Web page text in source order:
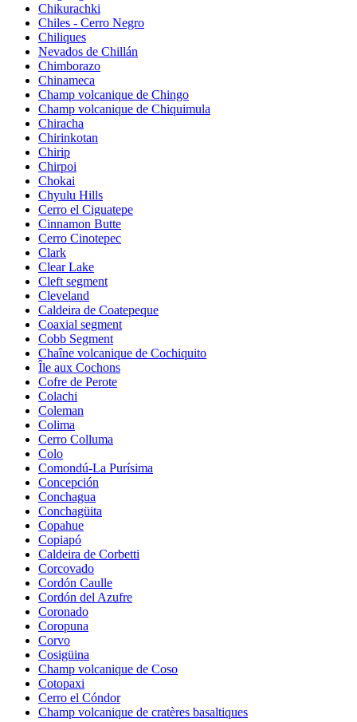
Chikurachki
Chiles - Cerro Negro
Chiliques
Nevados de Chillán
Chimborazo
Chinameca
Champ volcanique de Chingo
Champ volcanique de Chiquimula
Chiracha
Chirinkotan
Chirip
Chirpoi
Chokai
Chyulu Hills
Cerro el Ciguatepe
Cinnamon Butte
Cerro Cinotepec
Clark
Clear Lake
Cleft segment
Cleveland
Caldeira de Coatepeque
Coaxial segment
Cobb Segment
Chaîne volcanique de Cochiquito
Île aux Cochons
Cofre de Perote
Colachi
Coleman
Colima
Cerro Colluma
Colo
Comondú-La Purísima
Concepción
Conchagua
Conchagüita
Copahue
Copiapó
Caldeira de Corbetti
Corcovado
Cordón Caulle
Cordón del Azufre
Coronado
Coropuna
Corvo
Cosigüina
Champ volcanique de Coso
Cotopaxi
Cerro el Cóndor
Champ volcanique de cratères basaltiques